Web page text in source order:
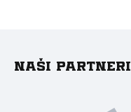
Naši partneri